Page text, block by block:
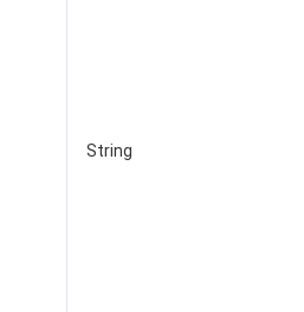
String